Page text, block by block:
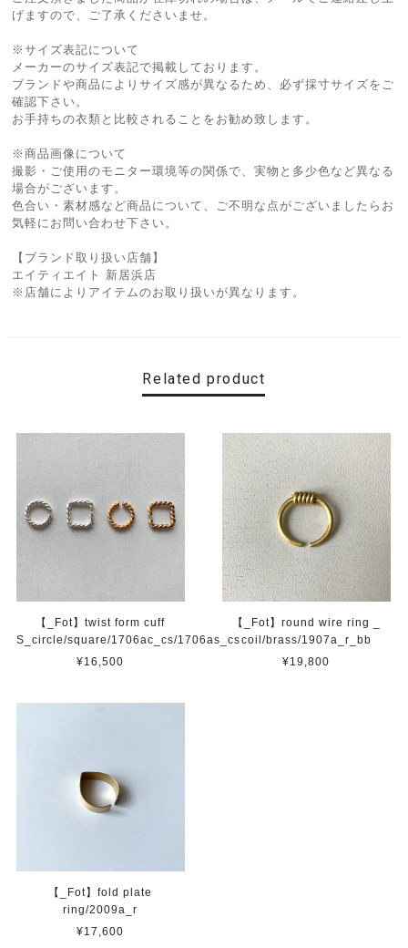
げますので、ご了承くださいませ。
※サイズ表記について
メーカーのサイズ表記で掲載しております。
ブランドや商品によりサイズ感が異なるため、必ず採寸サイズをご
確認下さい。
お手持ちの衣類と比較されることをお勧め致します。
※商品画像について
撮影・ご使用のモニター環境等の関係で、実物と多少色など異なる
場合がございます。
色合い・素材感など商品について、ご不明な点がございましたらお
気軽にお問い合わせ下さい。
【ブランド取り扱い店舗】
エイティエイト 新居浜店
※店舗によりアイテムのお取り扱いが異なります。
Related product
【_Fot】twist form cuff
S_circle/square/1706ac_cs/1706as_cs
¥16,500
【_Fot】round wire ring _
coil/brass/1907a_r_bb
¥19,800
【_Fot】fold plate
ring/2009a_r
¥17,600